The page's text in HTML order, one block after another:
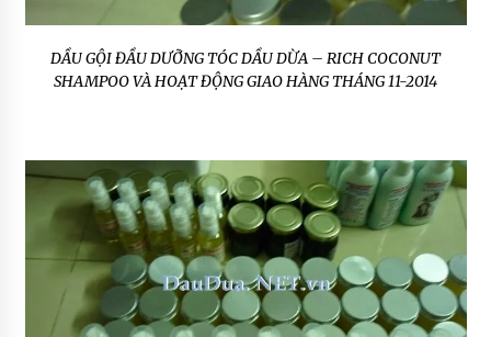
DẦU GỘI ĐẦU DƯỠNG TÓC DẦU DỪA – RICH COCONUT
SHAMPOO VÀ HOẠT ĐỘNG GIAO HÀNG THÁNG 11-2014